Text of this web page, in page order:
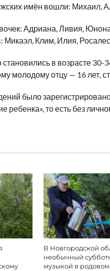
имён вошли: Михаил,
Адриана, Ливия,
Микаэл, Клим, Илия,
в возрасте
молодому отцу — 16 лет,
было
ребенка», то есть без
В Новгородской
необычный
музыкой в родовом